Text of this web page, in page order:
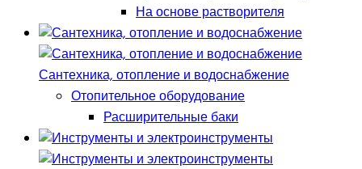
На основе растворителя
Сантехника, отопление и водоснабжение
Отопительное оборудование
Расширительные баки